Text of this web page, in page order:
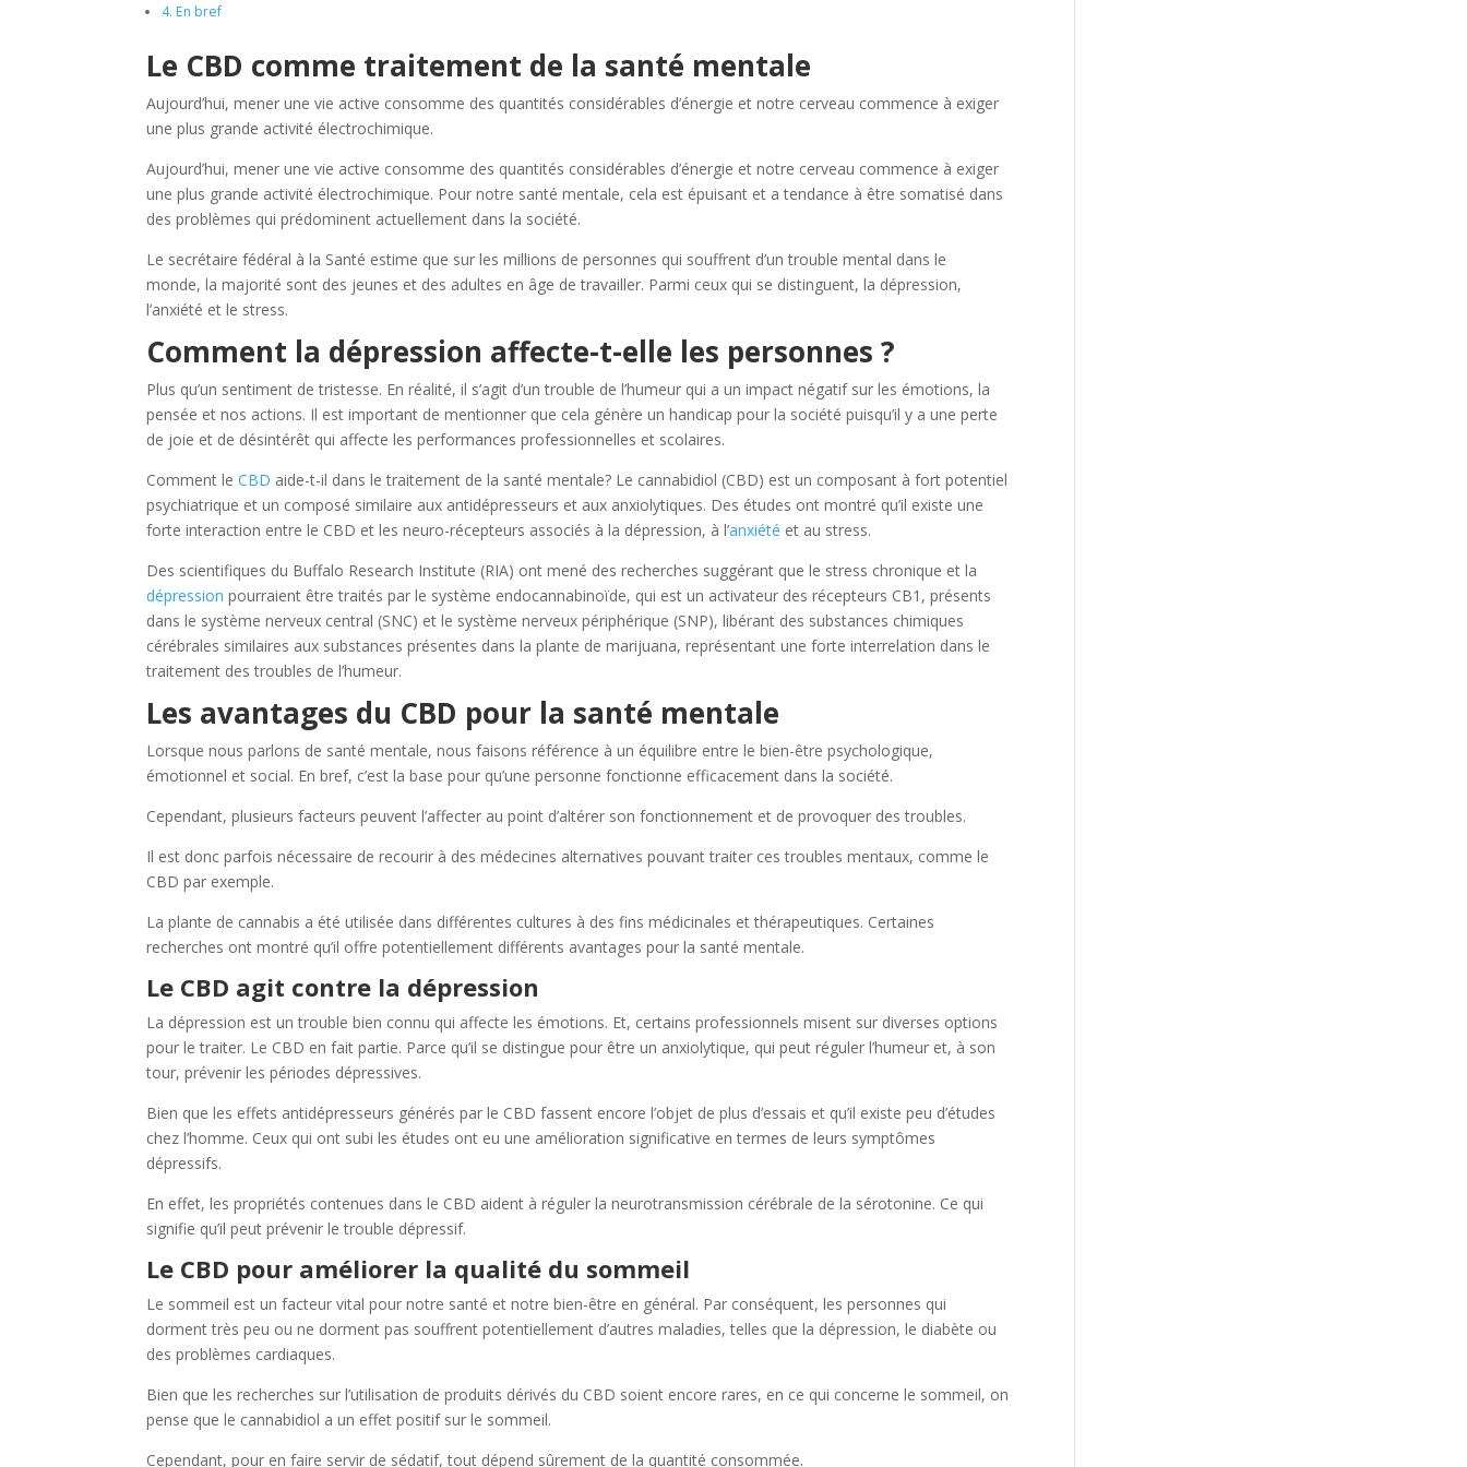
4. En bref
Le CBD comme traitement de la santé mentale
Aujourd’hui, mener une vie active consomme des quantités considérables d’énergie et notre cerveau commence à exiger
une plus grande activité électrochimique.
Aujourd’hui, mener une vie active consomme des quantités considérables d’énergie et notre cerveau commence à exiger
une plus grande activité électrochimique. Pour notre santé mentale, cela est épuisant et a tendance à être somatisé dans
des problèmes qui prédominent actuellement dans la société.
Le secrétaire fédéral à la Santé estime que sur les millions de personnes qui souffrent d’un trouble mental dans le
monde, la majorité sont des jeunes et des adultes en âge de travailler. Parmi ceux qui se distinguent, la dépression,
l’anxiété et le stress.
Comment la dépression affecte-t-elle les personnes ?
Plus qu’un sentiment de tristesse. En réalité, il s’agit d’un trouble de l’humeur qui a un impact négatif sur les émotions, la
pensée et nos actions. Il est important de mentionner que cela génère un handicap pour la société puisqu’il y a une perte
de joie et de désintérêt qui affecte les performances professionnelles et scolaires.
Comment leCBD aide-t-il dans le traitement de la santé mentale? Le cannabidiol (CBD) est un composant à fort potentiel
psychiatrique et un composé similaire aux antidépresseurs et aux anxiolytiques. Des études ont montré qu’il existe une
forte interaction entre le CBD et les neuro-récepteurs associés à la dépression, à l’anxiété et au stress.
Des scientifiques du Buffalo Research Institute (RIA) ont mené des recherches suggérant que le stress chronique et la
dépression pourraient être traités par le système endocannabinoïde, qui est un activateur des récepteurs CB1, présents
dans le système nerveux central (SNC) et le système nerveux périphérique (SNP), libérant des substances chimiques
cérébrales similaires aux substances présentes dans la plante de marijuana, représentant une forte interrelation dans le
traitement des troubles de l’humeur.
Les avantages du CBD pour la santé mentale
Lorsque nous parlons de santé mentale, nous faisons référence à un équilibre entre le bien-être psychologique,
émotionnel et social. En bref, c’est la base pour qu’une personne fonctionne efficacement dans la société.
Cependant, plusieurs facteurs peuvent l’affecter au point d’altérer son fonctionnement et de provoquer des troubles.
Il est donc parfois nécessaire de recourir à des médecines alternatives pouvant traiter ces troubles mentaux, comme le
CBD par exemple.
La plante de cannabis a été utilisée dans différentes cultures à des fins médicinales et thérapeutiques. Certaines
recherches ont montré qu’il offre potentiellement différents avantages pour la santé mentale.
Le CBD agit contre la dépression
La dépression est un trouble bien connu qui affecte les émotions. Et, certains professionnels misent sur diverses options
pour le traiter. Le CBD en fait partie. Parce qu’il se distingue pour être un anxiolytique, qui peut réguler l’humeur et, à son
tour, prévenir les périodes dépressives.
Bien que les effets antidépresseurs générés par le CBD fassent encore l’objet de plus d’essais et qu’il existe peu d’études
chez l’homme. Ceux qui ont subi les études ont eu une amélioration significative en termes de leurs symptômes
dépressifs.
En effet, les propriétés contenues dans le CBD aident à réguler la neurotransmission cérébrale de la sérotonine. Ce qui
signifie qu’il peut prévenir le trouble dépressif.
Le CBD pour améliorer la qualité du sommeil
Le sommeil est un facteur vital pour notre santé et notre bien-être en général. Par conséquent, les personnes qui
dorment très peu ou ne dorment pas souffrent potentiellement d’autres maladies, telles que la dépression, le diabète ou
des problèmes cardiaques.
Bien que les recherches sur l’utilisation de produits dérivés du CBD soient encore rares, en ce qui concerne le sommeil, on
pense que le cannabidiol a un effet positif sur le sommeil.
Cependant, pour en faire servir de sédatif, tout dépend sûrement de la quantité consommée.